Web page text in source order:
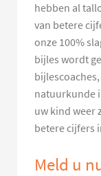
hebben al
van betere
onze 100%
bijles wordt
natuurkunde
uw kind weer
betere cijfers
Meld u